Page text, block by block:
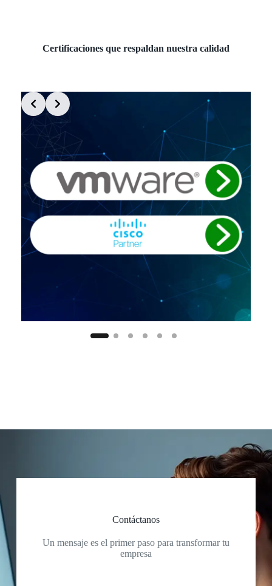
Certificaciones que respaldan nuestra calidad
Contáctanos
Un mensaje es el primer paso para transformar tu
empresa